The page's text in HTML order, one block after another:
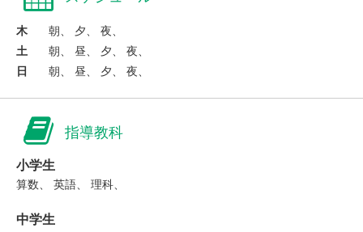
木
朝、 夕、 夜、
土
朝、 昼、 夕、 夜、
日
朝、 昼、 夕、 夜、
指導教科
小学生
算数、 英語、 理科、
中学生